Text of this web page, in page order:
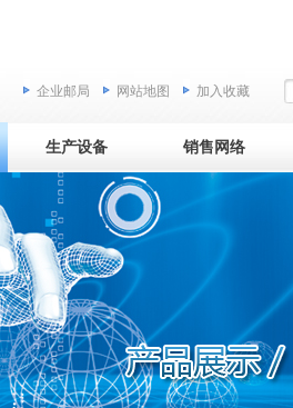
企业邮局 网站地图 加入收藏
生产设备 销售网络